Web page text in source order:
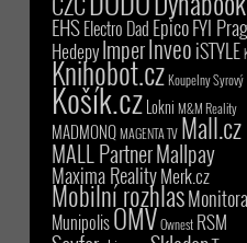
EHSElectro Dad EpicoFYI
HedepyImperInveoiSTYLE
Knihobot.czKoupelny Syrový
Košík.czLokni M&M Reality
MADMONQMAGENTA TV Mall.cz
MALL PartnerMallpay
Maxima RealityMerk.cz
Mobilní rozhlasMonitora
MunipolisOMVOwnest RSM